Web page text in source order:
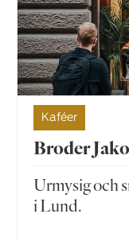
Kaféer
Broder
Urmysig och
i Lund.